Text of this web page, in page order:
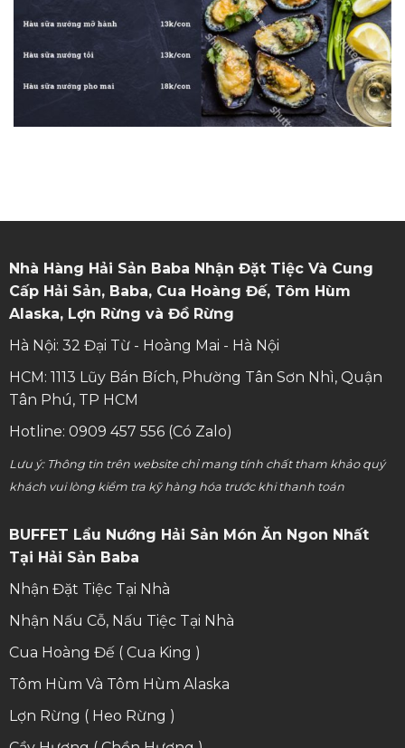
Nhà Hàng Hải Sản Baba Nhận Đặt Tiệc Và Cung
Cấp Hải Sản, Baba, Cua Hoàng Đế, Tôm Hùm
Alaska, Lợn Rừng và Đồ Rừng
Hà Nội: 32 Đại Từ - Hoàng Mai - Hà Nội
HCM: 1113 Lũy Bán Bích, Phường Tân Sơn Nhì, Quận
Tân Phú, TP HCM
Hotline: 0909 457 556 (Có Zalo)
Lưu ý: Thông tin trên website chỉ mang tính chất tham khảo quý
khách vui lòng kiểm tra kỹ hàng hóa trước khi thanh toán
BUFFET Lẩu Nướng Hải Sản Món Ăn Ngon Nhất
Tại Hải Sản Baba
Nhận Đặt Tiệc Tại Nhà
Nhận Nấu Cỗ, Nấu Tiệc Tại Nhà
Cua Hoàng Đế ( Cua King )
Tôm Hùm Và Tôm Hùm Alaska
Lợn Rừng ( Heo Rừng )